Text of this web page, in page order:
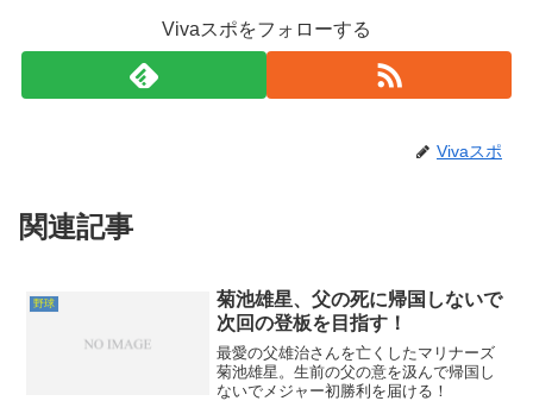
Vivaスポをフォローする
Vivaスポ
関連記事
野球
菊池雄星、父の死に帰国しないで
次回の登板を目指す！
最愛の父雄治さんを亡くしたマリナーズ
菊池雄星。生前の父の意を汲んで帰国し
ないでメジャー初勝利を届ける！